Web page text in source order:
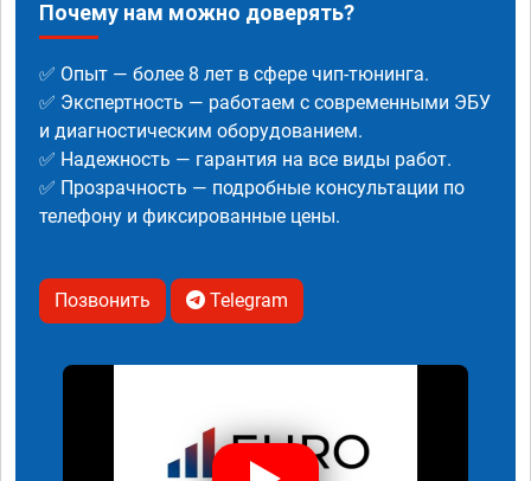
Почему нам можно доверять?
✅ Опыт — более 8 лет в сфере чип-тюнинга.
✅ Экспертность — работаем с современными ЭБУ
и диагностическим оборудованием.
✅ Надежность — гарантия на все виды работ.
✅ Прозрачность — подробные консультации по
телефону и фиксированные цены.
Позвонить Telegram